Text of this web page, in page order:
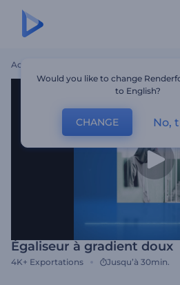
Accueil
Égaliseur à gradient doux
4K+ Exportations Jusqu’à 30min.
Would you like to change
to English?
CHANGE No,